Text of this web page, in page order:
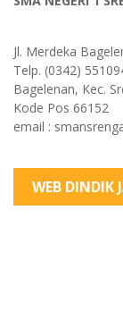
Jl. Merdeka
Telp. (0342)
Bagelenan, Kec.
Kode Pos 66152
email :
WEB DINDIK